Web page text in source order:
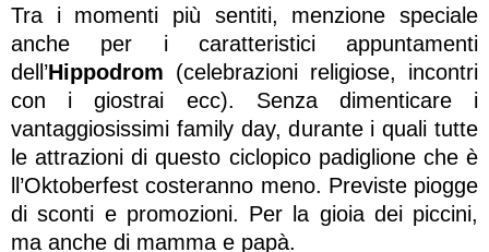
Tra i momenti più sentiti, menzione speciale
anche per i caratteristici appuntamenti
dell’Hippodrom (celebrazioni religiose, incontri
con i giostrai ecc). Senza dimenticare i
vantaggiosissimi family day, durante i quali tutte
le attrazioni di questo ciclopico padiglione che è
ll’Oktoberfest costeranno meno. Previste piogge
di sconti e promozioni. Per la gioia dei piccini,
ma anche di mamma e papà.